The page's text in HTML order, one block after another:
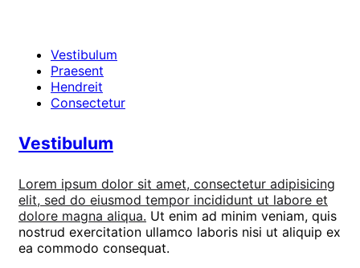
Vestibulum
Praesent
Hendreit
Consectetur
Vestibulum
Lorem ipsum dolor sit amet, consectetur adipisicing
elit, sed do eiusmod tempor incididunt ut labore et
dolore magna aliqua. Ut enim ad minim veniam, quis
nostrud exercitation ullamco laboris nisi ut aliquip ex
ea commodo consequat.